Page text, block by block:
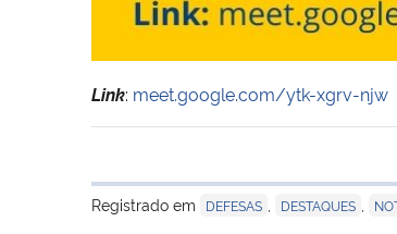
Link: meet.google.com/ytk-xgrv-njw
Registrado em
DEFESAS DESTAQUES